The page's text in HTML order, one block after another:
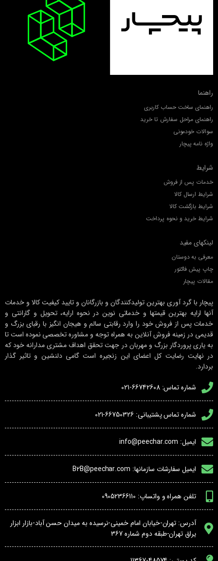
راهنما
راهنمای ساخت حساب کاربری
راهنمای مراحل سفارش تا خرید
سوالات خودمونی
واژه نامه پیچار
شرایط
خدمات پس از فروش
شرایط ارسال کالا
شرایط بازگشت کالا
شرایط خرید و نحوه پرداخت
لینکهای مفید
معرفی به دوستان
چاپ پیش فاکتور
مقالات پیچار
پیچار با گرد آوری بهترین تولیدکنندگان و بازرگانان و تایید کیفیت کالا و خدمات
آنها ارایه بهترین قیمتها و خدماتی نوین در نحوه ارایه، تحویل و گارانتی و
خدمات پس از فروش خود را وارد رقابتی سالم و هیجان انگیز با رقبای بزرگ و
قدیمی در زمینه فروش آنلاین به همراه توجه و مشاوره تخصصی نموده است تا
به یاری پروردگار بزرگ و مهربان در جهت تحقق اهداف مشتری مدارانه خود که
در نهایت رضایت کل اعضای این زنجیره است گامی دلنشین و تاثیر گذار
بردارد.
شماره تماس: 66742608-021
شماره تماس پشتیبانی: 66750326-021
ایمیل: info@peechar.com
ایمیل سفارشات سازمانها: B2B@peechar.com
تلفن همراه و واتساپ: 09052366110
آدرس: تهران-خیابان امام خمینی-نرسیده به میدان حسن آباد-بازار ابزار
یراق تهران-طبقه دوم شماره 367